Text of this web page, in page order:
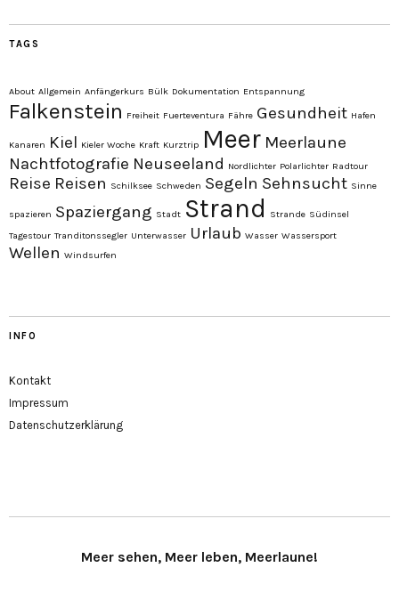
TAGS
About Allgemein Anfängerkurs Bülk Dokumentation Entspannung
Falkenstein Freiheit Fuerteventura Fähre Gesundheit Hafen
Kanaren Kiel Kieler Woche Kraft Kurztrip Meer Meerlaune
Nachtfotografie Neuseeland Nordlichter Polarlichter Radtour
Reise Reisen Schilksee Schweden Segeln Sehnsucht Sinne
spazieren Spaziergang Stadt Strand Strande Südinsel
Tagestour Tranditonssegler Unterwasser Urlaub Wasser Wassersport
Wellen Windsurfen
INFO
Kontakt
Impressum
Datenschutzerklärung
Meer sehen, Meer leben, Meerlaune!